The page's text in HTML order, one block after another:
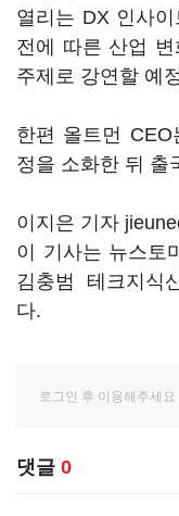
열리는 DX 인사
전에 따른 산업
주제로 강연할 예
한편 올트먼
정을 소화한 뒤 출
이지은 기자
이 기사는 뉴스토
김충범 테크지식
다.
댓글 0